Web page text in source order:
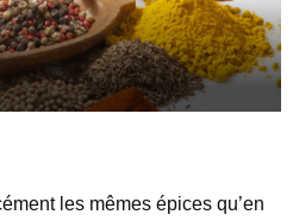
les mêmes épices qu’en